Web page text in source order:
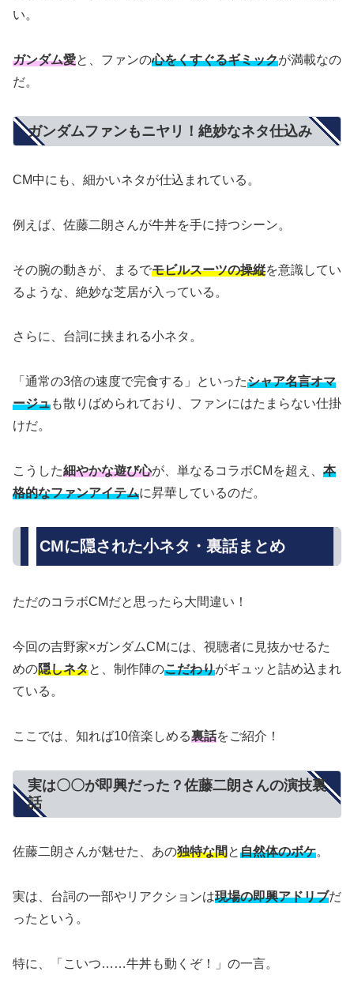
い。
ガンダム愛と、ファンの心をくすぐるギミックが満載なの
だ。
ガンダムファンもニヤリ！絶妙なネタ仕込み
CM中にも、細かいネタが仕込まれている。
例えば、佐藤二朗さんが牛丼を手に持つシーン。
その腕の動きが、まるでモビルスーツの操縦を意識してい
るような、絶妙な芝居が入っている。
さらに、台詞に挟まれる小ネタ。
「通常の3倍の速度で完食する」といったシャア名言オマ
ージュも散りばめられており、ファンにはたまらない仕掛
けだ。
こうした細やかな遊び心が、単なるコラボCMを超え、 本
格的なファンアイテムに昇華しているのだ。
CMに隠された小ネタ・裏話まとめ
ただのコラボCMだと思ったら大間違い！
今回の吉野家×ガンダムCMには、視聴者に見抜かせるた
めの隠しネタと、制作陣のこだわりがギュッと詰め込まれ
ている。
ここでは、知れば10倍楽しめる裏話をご紹介！
実は〇〇が即興だった？佐藤二朗さんの演技裏
話
佐藤二朗さんが魅せた、あの独特な間と自然体のボケ。
実は、台詞の一部やリアクションは現場の即興アドリブだ
ったという。
特に、「こいつ……牛丼も動くぞ！」の一言。